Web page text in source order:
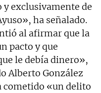
y exclusivamente de
ha señalado.
al afirmar que la
pacto y que
le debía dinero»,
Alberto González
cometido «un delito